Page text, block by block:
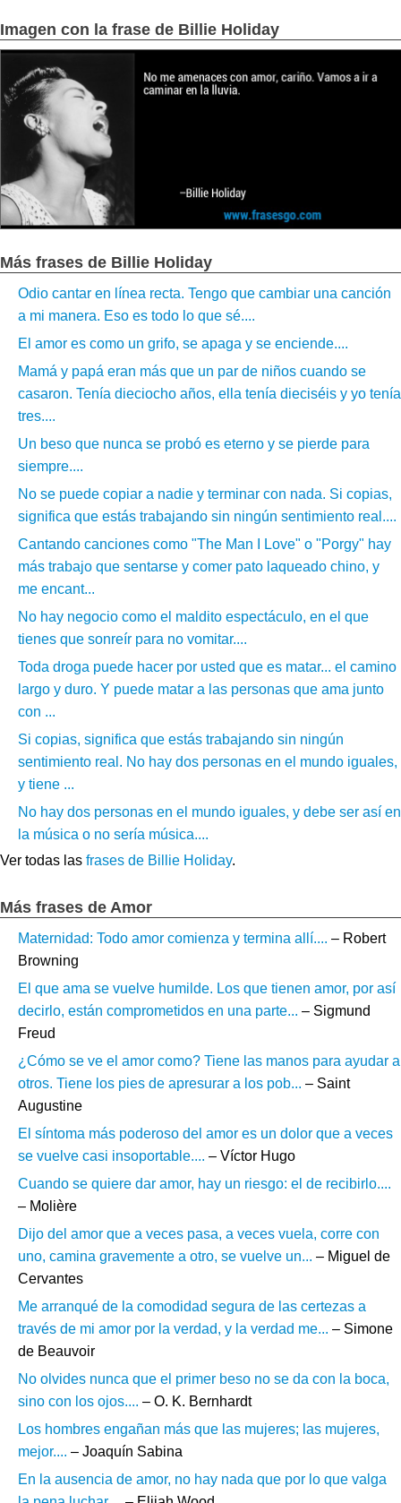
Imagen con la frase de Billie Holiday
Más frases de Billie Holiday
Odio cantar en línea recta. Tengo que cambiar una canción
a mi manera. Eso es todo lo que sé....
El amor es como un grifo, se apaga y se enciende....
Mamá y papá eran más que un par de niños cuando se
casaron. Tenía dieciocho años, ella tenía dieciséis y yo tenía
tres....
Un beso que nunca se probó es eterno y se pierde para
siempre....
No se puede copiar a nadie y terminar con nada. Si copias,
significa que estás trabajando sin ningún sentimiento real....
Cantando canciones como "The Man I Love" o "Porgy" hay
más trabajo que sentarse y comer pato laqueado chino, y
me encant...
No hay negocio como el maldito espectáculo, en el que
tienes que sonreír para no vomitar....
Toda droga puede hacer por usted que es matar... el camino
largo y duro. Y puede matar a las personas que ama junto
con ...
Si copias, significa que estás trabajando sin ningún
sentimiento real. No hay dos personas en el mundo iguales,
y tiene ...
No hay dos personas en el mundo iguales, y debe ser así en
la música o no sería música....
Ver todas las frases de Billie Holiday.
Más frases de Amor
Maternidad: Todo amor comienza y termina allí.... – Robert
Browning
El que ama se vuelve humilde. Los que tienen amor, por así
decirlo, están comprometidos en una parte... – Sigmund
Freud
¿Cómo se ve el amor como? Tiene las manos para ayudar a
otros. Tiene los pies de apresurar a los pob... – Saint
Augustine
El síntoma más poderoso del amor es un dolor que a veces
se vuelve casi insoportable.... – Víctor Hugo
Cuando se quiere dar amor, hay un riesgo: el de recibirlo....
– Molière
Dijo del amor que a veces pasa, a veces vuela, corre con
uno, camina gravemente a otro, se vuelve un... – Miguel de
Cervantes
Me arranqué de la comodidad segura de las certezas a
través de mi amor por la verdad, y la verdad me... – Simone
de Beauvoir
No olvides nunca que el primer beso no se da con la boca,
sino con los ojos.... – O. K. Bernhardt
Los hombres engañan más que las mujeres; las mujeres,
mejor.... – Joaquín Sabina
En la ausencia de amor, no hay nada que por lo que valga